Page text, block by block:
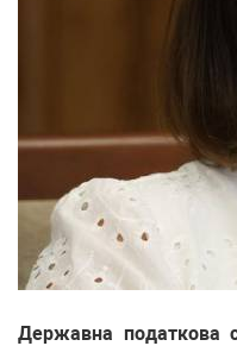
Державна податкова